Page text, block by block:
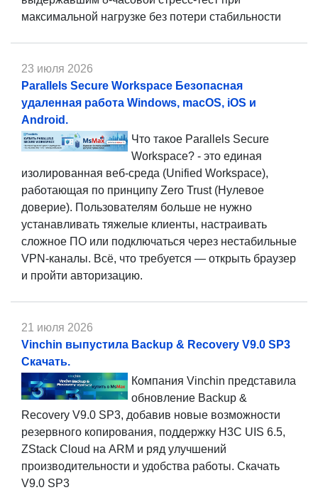
максимальной нагрузке без потери стабильности
23 июля 2026
Parallels Secure Workspace Безопасная
удаленная работа Windows, macOS, iOS и
Android.
Что такое Parallels Secure
Workspace? - это единая
изолированная веб-среда (Unified Workspace),
работающая по принципу Zero Trust (Нулевое
доверие). Пользователям больше не нужно
устанавливать тяжелые клиенты, настраивать
сложное ПО или подключаться через нестабильные
VPN-каналы. Всё, что требуется — открыть браузер
и пройти авторизацию.
21 июля 2026
Vinchin выпустила Backup & Recovery V9.0 SP3
Скачать.
Компания Vinchin представила
обновление Backup &
Recovery V9.0 SP3, добавив новые возможности
резервного копирования, поддержку H3C UIS 6.5,
ZStack Cloud на ARM и ряд улучшений
производительности и удобства работы. Скачать
V9.0 SP3